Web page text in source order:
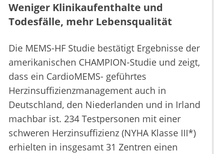
Weniger Klinikaufenthalte und
Todesfälle, mehr Lebensqualität
Die MEMS-HF Studie bestätigt Ergebnisse der
amerikanischen CHAMPION-Studie und zeigt,
dass ein CardioMEMS- geführtes
Herzinsuffizienzmanagement auch in
Deutschland, den Niederlanden und in Irland
machbar ist. 234 Testpersonen mit einer
schweren Herzinsuffizienz (NYHA Klasse III*)
erhielten in insgesamt 31 Zentren einen